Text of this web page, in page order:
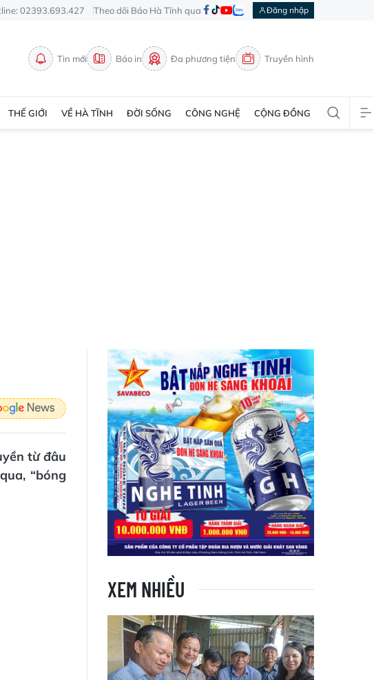
02393.693.427 Theo dõi Báo Hà Tĩnh qua Đăng nhập
Tin mới Báo in Đa phương tiện Truyền hình
THẾ GIỚI VỀ HÀ TĨNH ĐỜI SỐNG CÔNG NGHỆ CỘNG ĐỒNG
từ đâu
“bóng
XEM NHIỀU